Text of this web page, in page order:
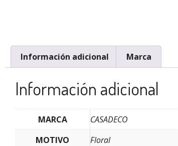
Información adicional Marca
Información adicional
MARCA
CASADECO
MOTIVO
Floral